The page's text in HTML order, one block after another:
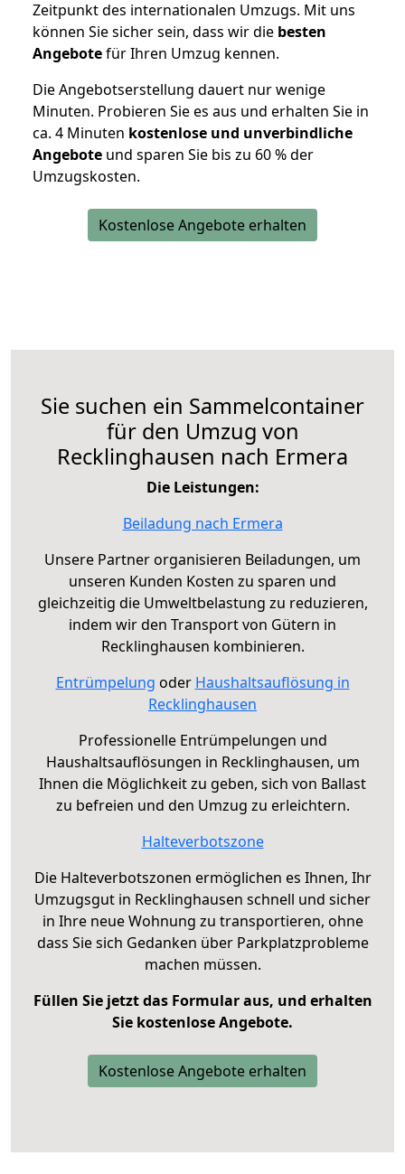
Zeitpunkt des internationalen Umzugs. Mit uns
können Sie sicher sein, dass wir die besten
Angebotefür Ihren Umzug kennen.
Die Angebotserstellung dauert nur wenige
Minuten. Probieren Sie es aus und erhalten Sie in
ca. 4 Minuten kostenlose und unverbindliche
Angebote und sparen Sie bis zu 60 % der
Umzugskosten.
Kostenlose Angebote erhalten
Sie suchen ein Sammelcontainer
für den Umzug von
Recklinghausen nach Ermera
Die Leistungen:
Beiladung nach Ermera
Unsere Partner organisieren Beiladungen, um
unseren Kunden Kosten zu sparen und
gleichzeitig die Umweltbelastung zu reduzieren,
indem wir den Transport von Gütern in
Recklinghausen kombinieren.
Entrümpelung oder Haushaltsauflösung in
Recklinghausen
Professionelle Entrümpelungen und
Haushaltsauflösungen in Recklinghausen, um
Ihnen die Möglichkeit zu geben, sich von Ballast
zu befreien und den Umzug zu erleichtern.
Halteverbotszone
Die Halteverbotszonen ermöglichen es Ihnen, Ihr
Umzugsgut in Recklinghausen schnell und sicher
in Ihre neue Wohnung zu transportieren, ohne
dass Sie sich Gedanken über Parkplatzprobleme
machen müssen.
Füllen Sie jetzt das Formular aus, und erhalten
Sie kostenlose Angebote.
Kostenlose Angebote erhalten